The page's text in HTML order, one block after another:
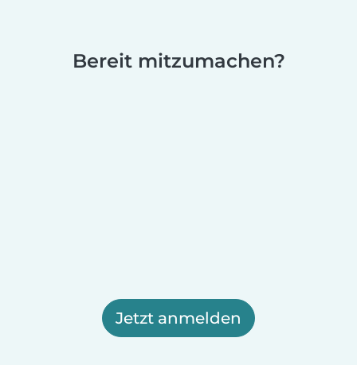
Bereit mitzumachen?
Jetzt anmelden